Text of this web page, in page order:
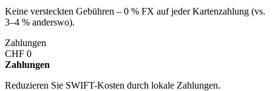
Keine versteckten Gebühren – 0 % FX auf jeder Kartenzahlung (vs.
3–4 % anderswo).
Zahlungen
CHF 0
Zahlungen
Reduzieren Sie SWIFT-Kosten durch lokale Zahlungen.